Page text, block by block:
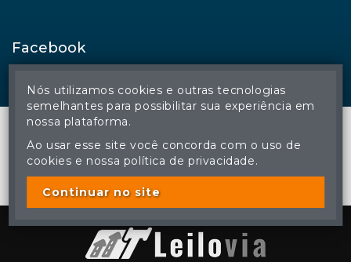
Facebook
© Regina Aude Leilões - Todos os direitos reservados
A cópia ou reprodução não autorizada do conteúdo deste site
poderá acarretar em penas previstas em lei.
Nós utilizamos cookies e outras tecnologias
semelhantes para possibilitar sua experiência em
nossa plataforma.
Ao usar esse site você concorda com o uso de
cookies e nossa política de privacidade.
Continuar no site